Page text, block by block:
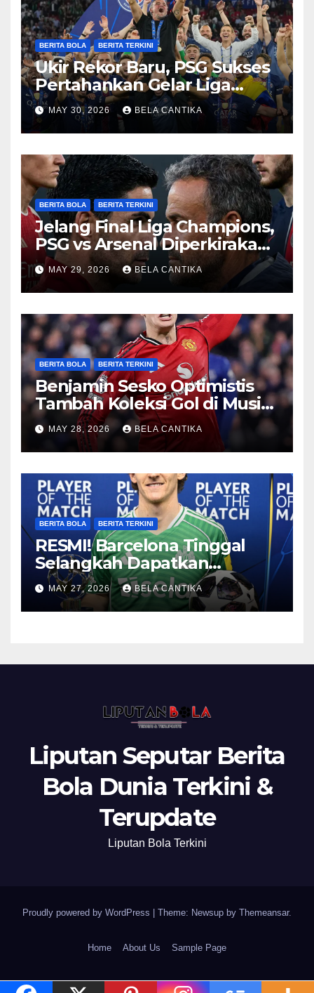
BERITA BOLA BERITA TERKINI
Ukir Rekor Baru, PSG Sukses
Pertahankan Gelar Liga
Champions
MAY 30, 2026 BELA CANTIKA
BERITA BOLA BERITA TERKINI
Jelang Final Liga Champions,
PSG vs Arsenal Diperkirakan
Sengit
MAY 29, 2026 BELA CANTIKA
BERITA BOLA BERITA TERKINI
Benjamin Sesko Optimistis
Tambah Koleksi Gol di Musim
2026/27
MAY 28, 2026 BELA CANTIKA
BERITA BOLA BERITA TERKINI
RESMI! Barcelona Tinggal
Selangkah Dapatkan
Anthony Gordon
MAY 27, 2026 BELA CANTIKA
Liputan Seputar Berita
Bola Dunia Terkini &
Terupdate
Liputan Bola Terkini
Proudly powered by WordPress Theme: Newsup by Themeansar.
Home About Us Sample Page